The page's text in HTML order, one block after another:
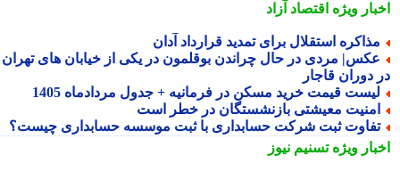
ویژهاقتصاد آزاد
استقلال برای تمدید قرارداد آدان
مردی در حال چراندن بوقلمون در یکی از خیابان های تهران
دوران قاجار
قیمت خرید مسکن در فرمانیه + جدول مردادماه 1405
معیشتی بازنشستگان در خطر است
ثبت شرکت حسابداری با ثبت موسسه حسابداری چیست؟
ویژهتسنیم نیوز